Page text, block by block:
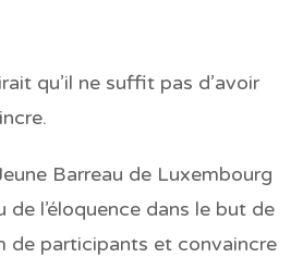
qu’il ne suffit pas d’avoir
Barreau de Luxembourg
de l’éloquence dans le but de
de participants et convaincre